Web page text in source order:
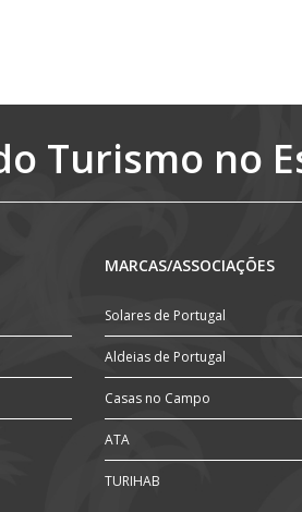
Turismo no
MARCAS/ASSOCIAÇÕES
Solares de Portugal
Aldeias de Portugal
Casas no Campo
ATA
TURIHAB